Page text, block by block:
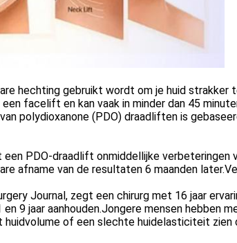
hechting gebruikt wordt om je huid strakker
facelift en kan vaak in minder dan 45
polydioxanone (PDO) draadliften is
PDO-draadlift onmiddellijke verbeteringen
afname van de resultaten 6 maanden
Journal, zegt een chirurg met 16 jaar
9 jaar aanhouden.Jongere mensen hebben
huidvolume of een slechte huidelasticiteit